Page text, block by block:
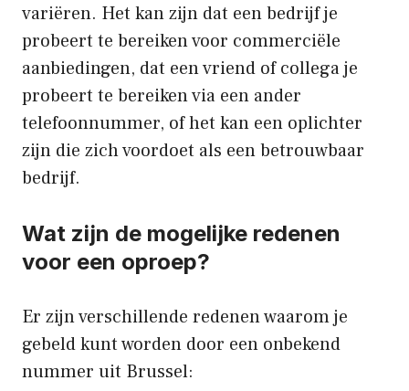
variëren. Het kan zijn dat een bedrijf je
probeert te bereiken voor commerciële
aanbiedingen, dat een vriend of collega je
probeert te bereiken via een ander
telefoonnummer, of het kan een oplichter
zijn die zich voordoet als een betrouwbaar
bedrijf.
Wat zijn de mogelijke redenen
voor een oproep?
Er zijn verschillende redenen waarom je
gebeld kunt worden door een onbekend
nummer uit Brussel: